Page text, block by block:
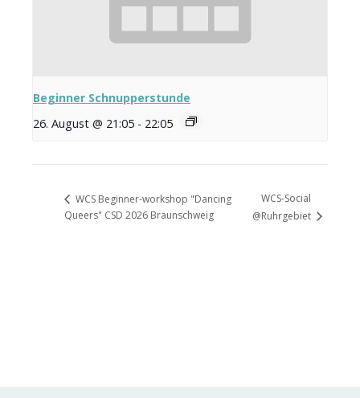
Beginner Schnupperstunde
26. August @ 21:05 - 22:05
WCS Beginner-workshop "Dancing
Queers" CSD 2026 Braunschweig
WCS-Social
@Ruhrgebiet